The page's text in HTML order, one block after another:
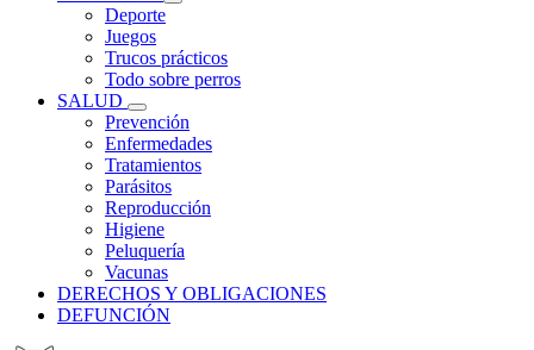
Deporte
Juegos
Trucos prácticos
Todo sobre perros
SALUD
Prevención
Enfermedades
Tratamientos
Parásitos
Reproducción
Higiene
Peluquería
Vacunas
DERECHOS Y OBLIGACIONES
DEFUNCIÓN